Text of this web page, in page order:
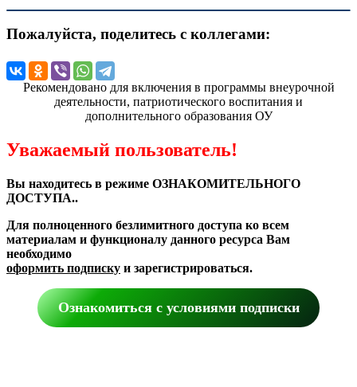
Пожалуйста, поделитесь с коллегами:
Рекомендовано для включения в программы внеурочной
деятельности, патриотического воспитания и
дополнительного образования ОУ
Уважаемый пользователь!
Вы находитесь в режиме ОЗНАКОМИТЕЛЬНОГО
ДОСТУПА..
Для полноценного безлимитного доступа ко всем
материалам и функционалу данного ресурса Вам
необходимо
оформить подписку и зарегистрироваться.
Ознакомиться с условиями подписки